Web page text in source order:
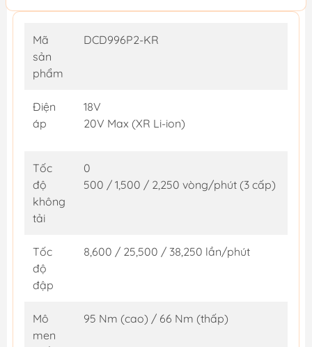
Mã
sản
phẩm
DCD996P2-KR
Điện
áp
18V
20V Max (XR Li-ion)
Tốc
độ
không
tải
0
500 / 1,500 / 2,250 vòng/phút (3 cấp)
Tốc
độ
đập
8,600 / 25,500 / 38,250 lần/phút
Mô
men
95 Nm (cao) / 66 Nm (thấp)